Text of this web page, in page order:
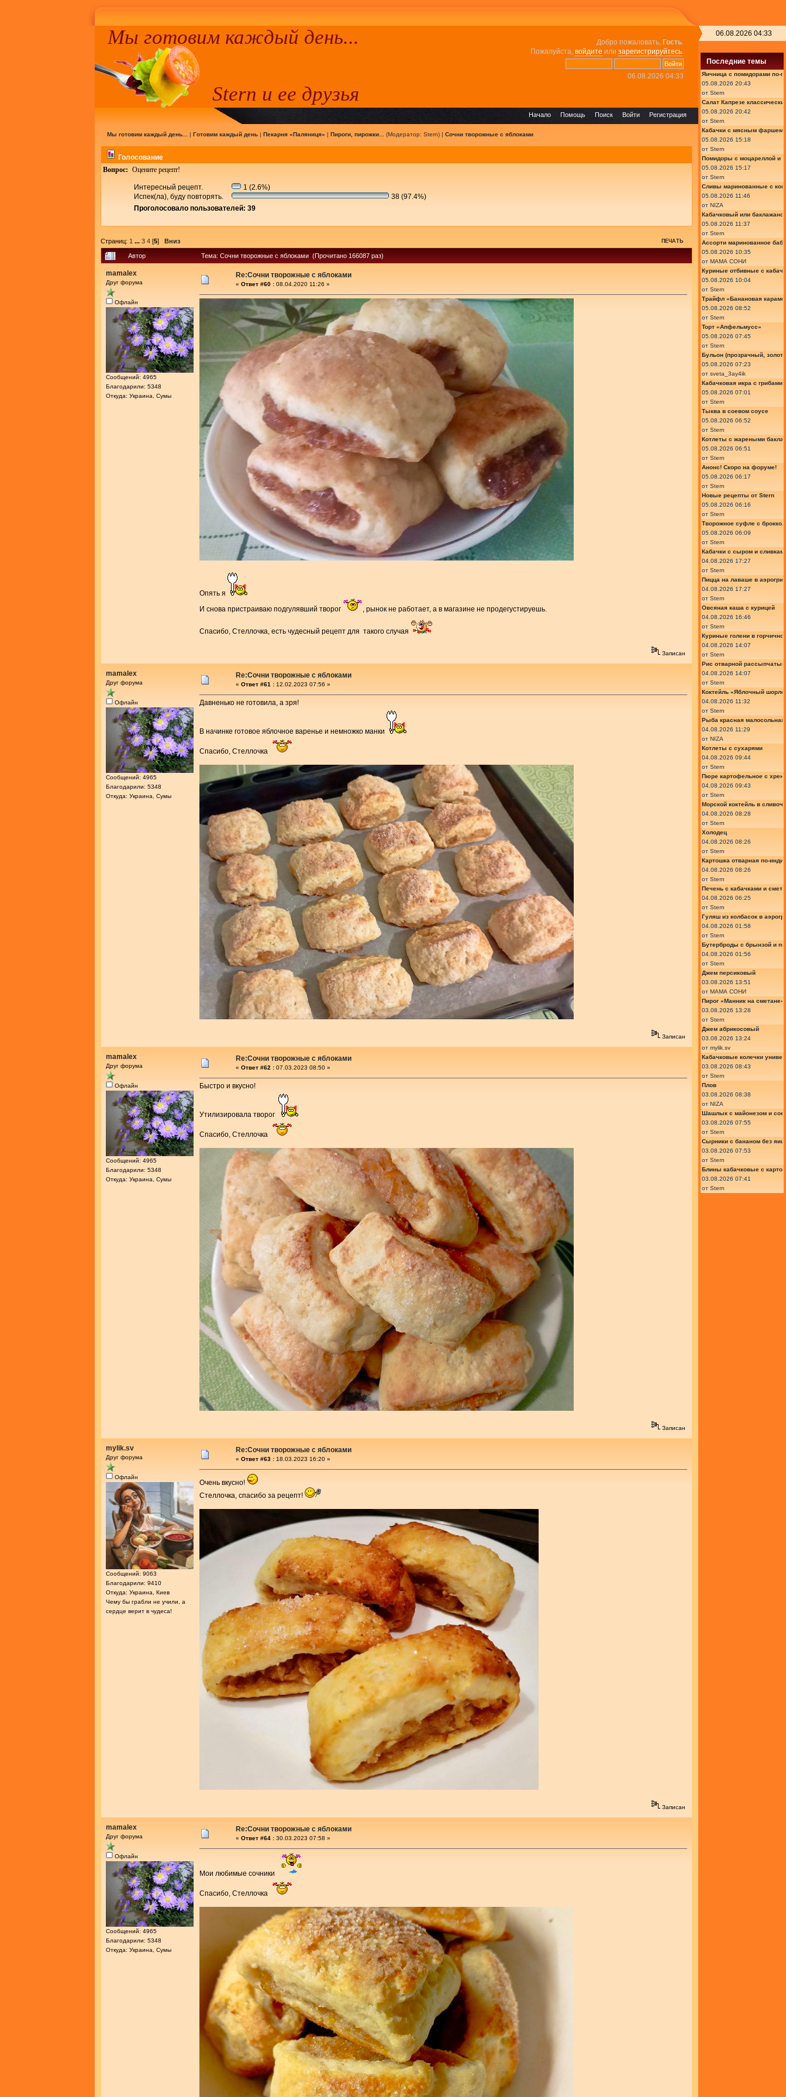
Добро пожаловать, Гость.
Пожалуйста, войдите или зарегистрируйтесь.
06.08.2026 04:33
Мы готовим каждый день...
Stern и ее друзья
Регистрация
Войти
Поиск
Помощь
Начало
Мы готовим каждый день... | Готовим каждый день| Пекарня «Паляниця» | Пироги, пирожки... (Модератор: Stern) | Сочни творожные с яблоками
Голосование
Вопрос: Оцените рецепт!
Интересный рецепт.
1 (2.6%)
Испек(ла), буду повторять.
38 (97.4%)
Проголосовало пользователей: 39
Страниц: 1 ... 3 4 [5] Вниз ПЕЧАТЬ
Автор Тема: Сочни творожные с яблоками (Прочитано 166087 раз)
mamalex
Друг форума
Офлайн
Сообщений: 4965
Благодарили: 5348
Откуда: Украина, Сумы
Re:Сочни творожные с яблоками
« Ответ #60 : 08.04.2020 11:26 »
Опять я
И снова пристраиваю подгулявший творог
, рынок не работает, а в магазине не продегустируешь.
Спасибо, Стеллочка, есть чудесный рецепт для такого случая
Записан
mamalex
Друг форума
Офлайн
Сообщений: 4965
Благодарили: 5348
Откуда: Украина, Сумы
Re:Сочни творожные с яблоками
« Ответ #61 : 12.02.2023 07:56 »
Давненько не готовила, а зря!
В начинке готовое яблочное варенье и немножко манки
Спасибо, Стеллочка
Записан
mamalex
Друг форума
Офлайн
Сообщений: 4965
Благодарили: 5348
Откуда: Украина, Сумы
Re:Сочни творожные с яблоками
« Ответ #62 : 07.03.2023 08:50 »
Быстро и вкусно!
Утилизировала творог
Спасибо, Стеллочка
Записан
mylik.sv
Друг форума
Офлайн
Сообщений: 9063
Благодарили: 9410
Откуда: Украина, Киев
Чему бы грабли не учили, а
сердце верит в чудеса!
Re:Сочни творожные с яблоками
« Ответ #63 : 18.03.2023 16:20 »
Очень вкусно!
Стеллочка, спасибо за рецепт!
Записан
mamalex
Друг форума
Офлайн
Сообщений: 4965
Благодарили: 5348
Откуда: Украина, Сумы
Re:Сочни творожные с яблоками
« Ответ #64 : 30.03.2023 07:58 »
Мои любимые сочники
Спасибо, Стеллочка
06.08.2026 04:33
Последние темы
Яичница с помидорами по-
05.08.2026 20:43
от Stern
Салат Капрезе
05.08.2026 20:42
от Stern
Кабачки с мясным фаршем
05.08.2026 15:18
от Stern
Помидоры с моцареллой и
05.08.2026 15:17
от Stern
Сливы маринованные с
05.08.2026 11:46
от NIZA
Кабачковый или
05.08.2026 11:37
от Stern
Ассорти маринованное
05.08.2026 10:35
от МАМА СОНИ
Куриные отбивные с
05.08.2026 10:04
от Stern
Трайфл «Банановая
05.08.2026 08:52
от Stern
Торт «Апфельмусс»
05.08.2026 07:45
от Stern
Бульон (прозрачный,
05.08.2026 07:23
от sveta_3ay4ik
Кабачковая икра с грибами
05.08.2026 07:01
от Stern
Тыква в соевом соусе
05.08.2026 06:52
от Stern
Котлеты с жареными
05.08.2026 06:51
от Stern
Анонс! Скоро на форуме!
05.08.2026 06:17
от Stern
Новые рецепты от Stern
05.08.2026 06:16
от Stern
Творожное суфле с
05.08.2026 06:09
от Stern
Кабачки с сыром и
04.08.2026 17:27
от Stern
Пицца на лаваше в
04.08.2026 17:27
от Stern
Овсяная каша с курицей
04.08.2026 16:46
от Stern
Куриные голени в
04.08.2026 14:07
от Stern
Рис отварной рассыпчатый
04.08.2026 14:07
от Stern
Коктейль «Яблочный
04.08.2026 11:32
от Stern
Рыба красная малосольная
04.08.2026 11:29
от NIZA
Котлеты с сухарями
04.08.2026 09:44
от Stern
Пюре картофельное с
04.08.2026 09:43
от Stern
Морской коктейль в
04.08.2026 08:28
от Stern
Холодец
04.08.2026 08:26
от Stern
Картошка отварная по-
04.08.2026 08:26
от Stern
Печень с кабачками и
04.08.2026 06:25
от Stern
Гуляш из колбасок в
04.08.2026 01:58
от Stern
Бутерброды с брынзой и
04.08.2026 01:56
от Stern
Джем персиковый
03.08.2026 13:51
от МАМА СОНИ
Пирог «Манник на сметане»
03.08.2026 13:28
от Stern
Джем абрикосовый
03.08.2026 13:24
от mylik.sv
Кабачковые колечки
03.08.2026 08:43
от Stern
Плов
03.08.2026 08:38
от NIZA
Шашлык с майонезом и
03.08.2026 07:55
от Stern
Сырники с бананом без яиц
03.08.2026 07:53
от Stern
Блины кабачковые с
03.08.2026 07:41
от Stern